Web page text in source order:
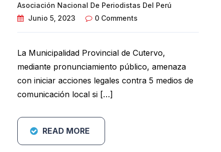
Asociación Nacional De Periodistas Del Perú
Junio 5, 2023
0 Comments
La Municipalidad Provincial de Cutervo,
mediante pronunciamiento público, amenaza
con iniciar acciones legales contra 5 medios de
comunicación local si […]
READ MORE